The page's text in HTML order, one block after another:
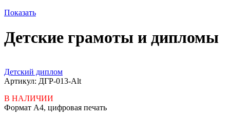
Показать
Детские грамоты и дипломы
Детский диплом
Артикул: ДГР-013-Alt
В НАЛИЧИИ
Формат А4, цифровая печать